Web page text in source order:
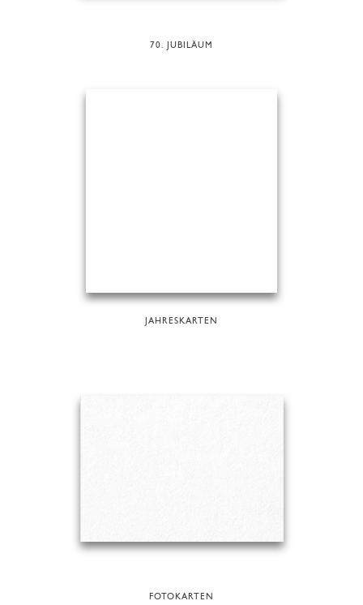
70. JUBILÄUM
JAHRESKARTEN
FOTOKARTEN